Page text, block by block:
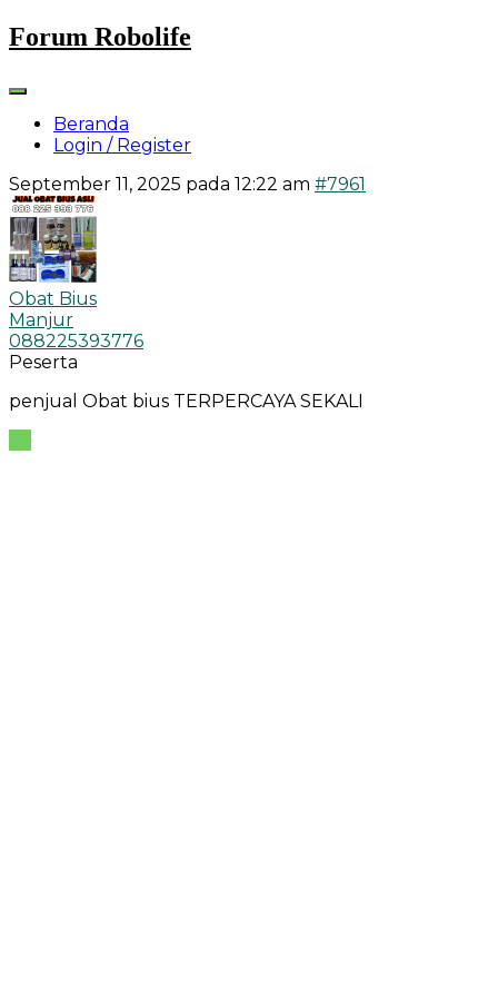
Skip
to
Forum Robolife
Beranda
Login / Register
September 11, 2025 pada 12:22 am #7961
Obat Bius
Manjur
088225393776
Peserta
penjual Obat bius TERPERCAYA SEKALI